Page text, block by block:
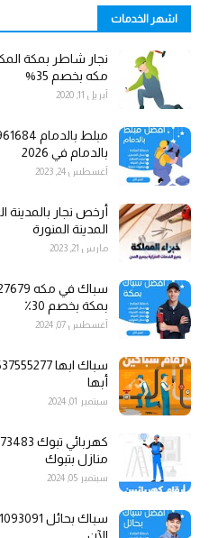
اشهر الخدمات
مكه بخصم 35%
أبريل 11, 2020
بالدمام في 2026
أغسطس 24, 2023
المدينة المنورة
مارس 21, 2023
بمكة بخصم 30٪
أغسطس 07, 2024
أبها
سبتمبر 01, 2024
منازل بتبوك
سبتمبر 05, 2024